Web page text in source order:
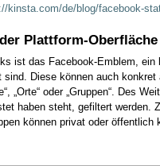
kinsta.com/de/blog/facebook-
Plattform-Oberfläche
ist das Facebook-Emblem,
sind. Diese können auch konkret
„Orte“ oder „Gruppen“.
haben steht, gefiltert
können privat oder öffentlich